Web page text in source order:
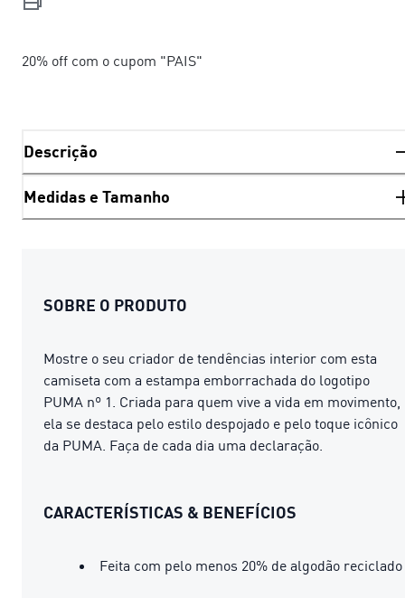
20% off com o cupom "PAIS"
Descrição
Medidas e Tamanho
SOBRE O PRODUTO
Mostre o seu criador de tendências interior com esta
camiseta com a estampa emborrachada do logotipo
PUMA nº 1. Criada para quem vive a vida em movimento,
ela se destaca pelo estilo despojado e pelo toque icônico
da PUMA. Faça de cada dia uma declaração.
CARACTERÍSTICAS & BENEFÍCIOS
Feita com pelo menos 20% de algodão reciclado